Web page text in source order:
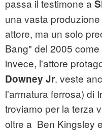
passa il testimone a
una vasta
attore, ma un solo
Bang" del 2005
invece, l'attore
Downey Jr. veste
l'armatura ferrosa) di
troviamo per la terza
oltre a Ben Kingsley